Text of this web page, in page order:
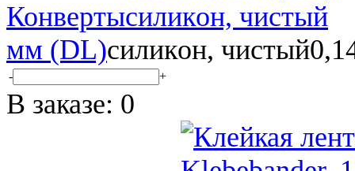
Конверты
мм (DL)силикoн, чистый
- +
В заказе: 0